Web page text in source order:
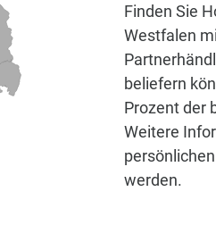
Finden Sie
Westfalen
beliefern
Prozent der
Weitere
werden.